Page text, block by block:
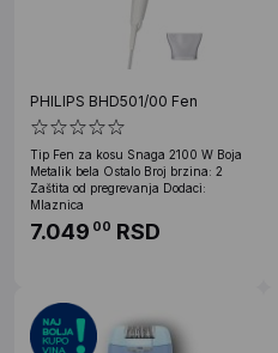
PHILIPS BHD501/00 Fen
Tip Fen za kosu Snaga 2100 W Boja
Metalik bela Ostalo Broj brzina: 2
Zaštita od pregrevanja Dodaci:
Mlaznica
7.049 00 RSD